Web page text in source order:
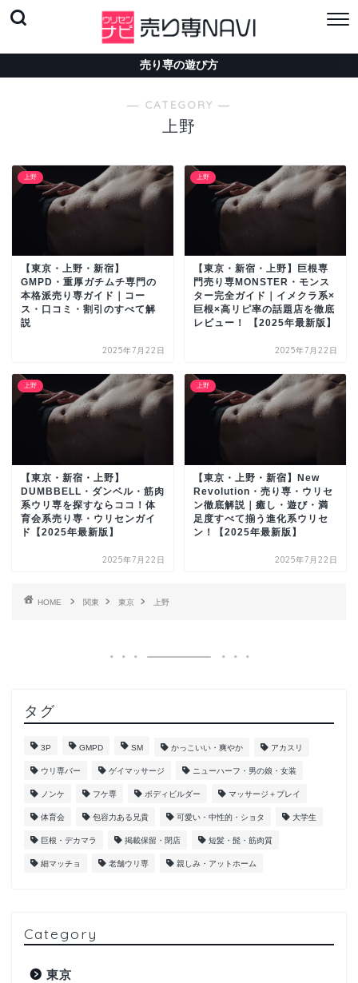
売り専の遊び方
― CATEGORY ―
上野
上野
【東京・上野・新宿】
GMPD・重厚ガチムチ専門の
本格派売り専ガイド｜コー
ス・口コミ・割引のすべて解
説
2025年7月22日
上野
【東京・新宿・上野】巨根専
門売り専MONSTER・モンス
ター完全ガイド｜イメクラ系×
巨根×高リピ率の話題店を徹底
レビュー！ 【2025年最新版】
2025年7月22日
上野
【東京・新宿・上野】
DUMBBELL・ダンベル・筋肉
系ウリ専を探すならココ！体
育会系売り専・ウリセンガイ
ド【2025年最新版】
2025年7月22日
上野
【東京・上野・新宿】New
Revolution・売り専・ウリセ
ン徹底解説｜癒し・遊び・満
足度すべて揃う進化系ウリセ
ン！【2025年最新版】
2025年7月22日
HOME 関東 東京 上野
タグ
3P GMPD SM かっこいい・爽やか アカスリ
ウリ専バー ゲイマッサージ ニューハーフ・男の娘・女装
ノンケ フケ専 ボディビルダー マッサージ＋プレイ
体育会 包容力ある兄貴 可愛い・中性的・ショタ 大学生
巨根・デカマラ 掲載保留・閉店 短髪・髭・筋肉質
細マッチョ 老舗ウリ専 親しみ・アットホーム
Category
東京